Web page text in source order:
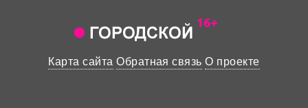
Карта сайта Обратная связь О проекте